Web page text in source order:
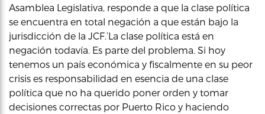
Asamblea Legislativa, responde a que la clase política
se encuentra en total negación a que están bajo la
jurisdicción de la JCF.’La clase política está en
negación todavía. Es parte del problema. Si hoy
tenemos un país económica y fiscalmente en su peor
crisis es responsabilidad en esencia de una clase
política que no ha querido poner orden y tomar
decisiones correctas por Puerto Rico y haciendo